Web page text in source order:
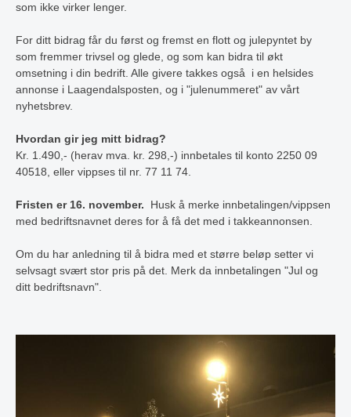
som ikke virker lenger.
For ditt bidrag får du først og fremst en flott og julepyntet by
som fremmer trivsel og glede, og som kan bidra til økt
omsetning i din bedrift. Alle givere takkes også i en helsides
annonse i Laagendalsposten, og i "julenummeret" av vårt
nyhetsbrev.
Hvordan gir jeg mitt bidrag?
Kr. 1.490,- (herav mva. kr. 298,-) innbetales til konto 2250 09
40518, eller vippses til nr. 77 11 74.
Fristen er 16. november. Husk å merke innbetalingen/vippsen
med bedriftsnavnet deres for å få det med i takkeannonsen.
Om du har anledning til å bidra med et større beløp setter vi
selvsagt svært stor pris på det. Merk da innbetalingen "Jul og
ditt bedriftsnavn".